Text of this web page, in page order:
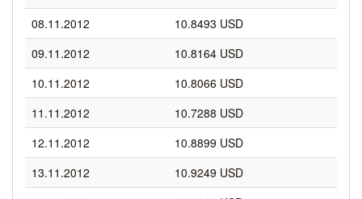
08.11.2012
10.8493 USD
09.11.2012
10.8164 USD
10.11.2012
10.8066 USD
11.11.2012
10.7288 USD
12.11.2012
10.8899 USD
13.11.2012
10.9249 USD